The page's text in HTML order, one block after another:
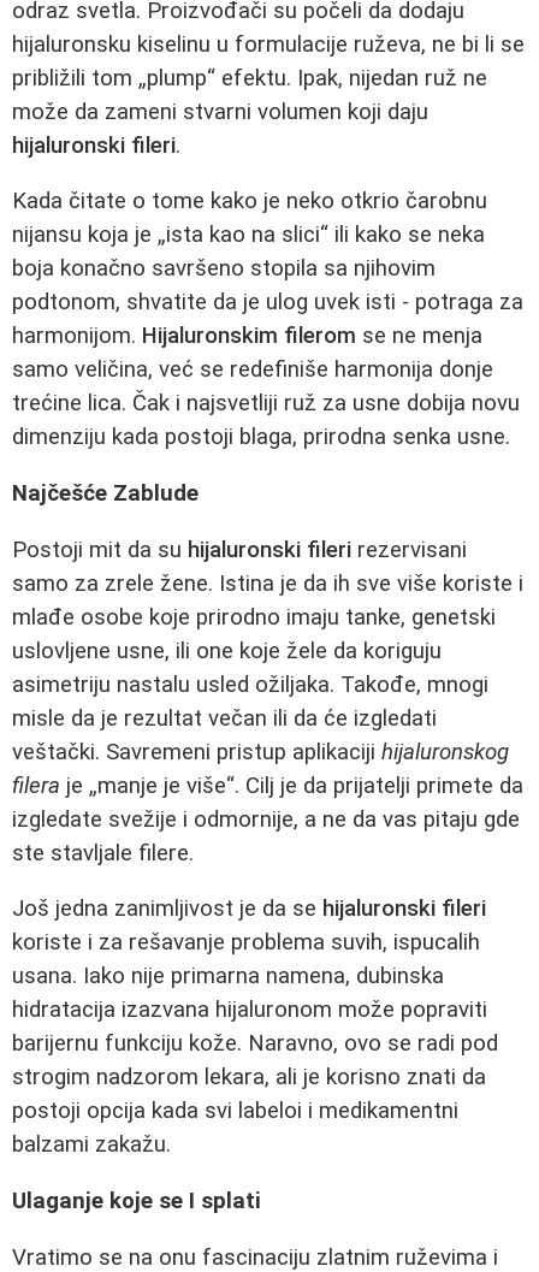
odraz svetla. Proizvođači su počeli da dodaju
hijaluronsku kiselinu u formulacije ruževa, ne bi li se
približili tom „plump“ efektu. Ipak, nijedan ruž ne
može da zameni stvarni volumen koji daju
hijaluronski fileri.
Kada čitate o tome kako je neko otkrio čarobnu
nijansu koja je „ista kao na slici“ ili kako se neka
boja konačno savršeno stopila sa njihovim
podtonom, shvatite da je ulog uvek isti - potraga za
harmonijom. Hijaluronskim filerom se ne menja
samo veličina, već se redefiniše harmonija donje
trećine lica. Čak i najsvetliji ruž za usne dobija novu
dimenziju kada postoji blaga, prirodna senka usne.
Najčešće Zablude
Postoji mit da su hijaluronski fileri rezervisani
samo za zrele žene. Istina je da ih sve više koriste i
mlađe osobe koje prirodno imaju tanke, genetski
uslovljene usne, ili one koje žele da koriguju
asimetriju nastalu usled ožiljaka. Takođe, mnogi
misle da je rezultat večan ili da će izgledati
veštački. Savremeni pristup aplikaciji hijaluronskog
filera je „manje je više“. Cilj je da prijatelji primete da
izgledate svežije i odmornije, a ne da vas pitaju gde
ste stavljale filere.
Još jedna zanimljivost je da se hijaluronski fileri
koriste i za rešavanje problema suvih, ispucalih
usana. Iako nije primarna namena, dubinska
hidratacija izazvana hijaluronom može popraviti
barijernu funkciju kože. Naravno, ovo se radi pod
strogim nadzorom lekara, ali je korisno znati da
postoji opcija kada svi labeloi i medikamentni
balzami zakažu.
Ulaganje koje se I splati
Vratimo se na onu fascinaciju zlatnim ruževima i